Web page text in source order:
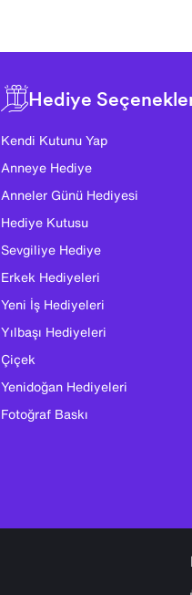
Hediye
Kendi Kutunu Yap
Anneye Hediye
Anneler Günü Hediyesi
Hediye Kutusu
Sevgiliye Hediye
Erkek Hediyeleri
Yeni İş Hediyeleri
Yılbaşı Hediyeleri
Çiçek
Yenidoğan Hediyeleri
Fotoğraf Baskı